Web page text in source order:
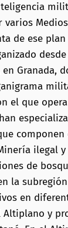
de ese
en Granada,
el que
componen
ilegal
de
la
en
Altiplano y